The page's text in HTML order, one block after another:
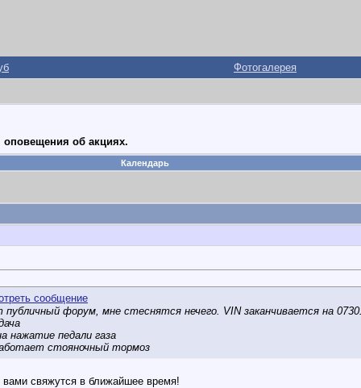
Фотогалерея
об акциях.
Календарь
форум, мне стеснятся нечего. VIN заканчивается на
нажатие педали газа
стояночный тормоз
свяжутся в ближайшее время!